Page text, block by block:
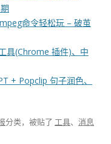
命令轻松玩 – 破茧
具(Chrome 插件)、中
+ Popclip 句子润色、
分类，被贴了 工具、 消息